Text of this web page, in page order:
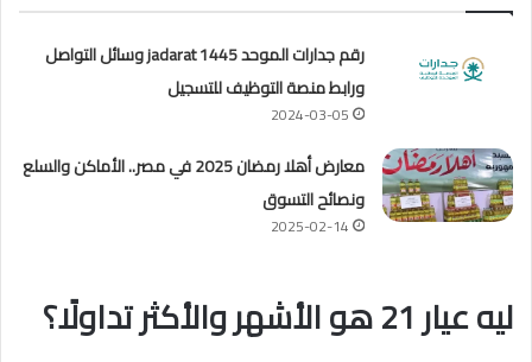
رقم جدارات الموحد 1445 jadarat وسائل التواصل
ورابط منصة التوظيف للتسجيل
2024-03-05
معارض أهلا رمضان 2025 في مصر.. الأماكن والسلع
ونصائح التسوق
2025-02-14
ليه عيار 21 هو الأشهر والأكثر تداولًا؟